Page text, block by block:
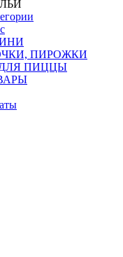
ПИРОЖКИ
ПИЦЦЫ